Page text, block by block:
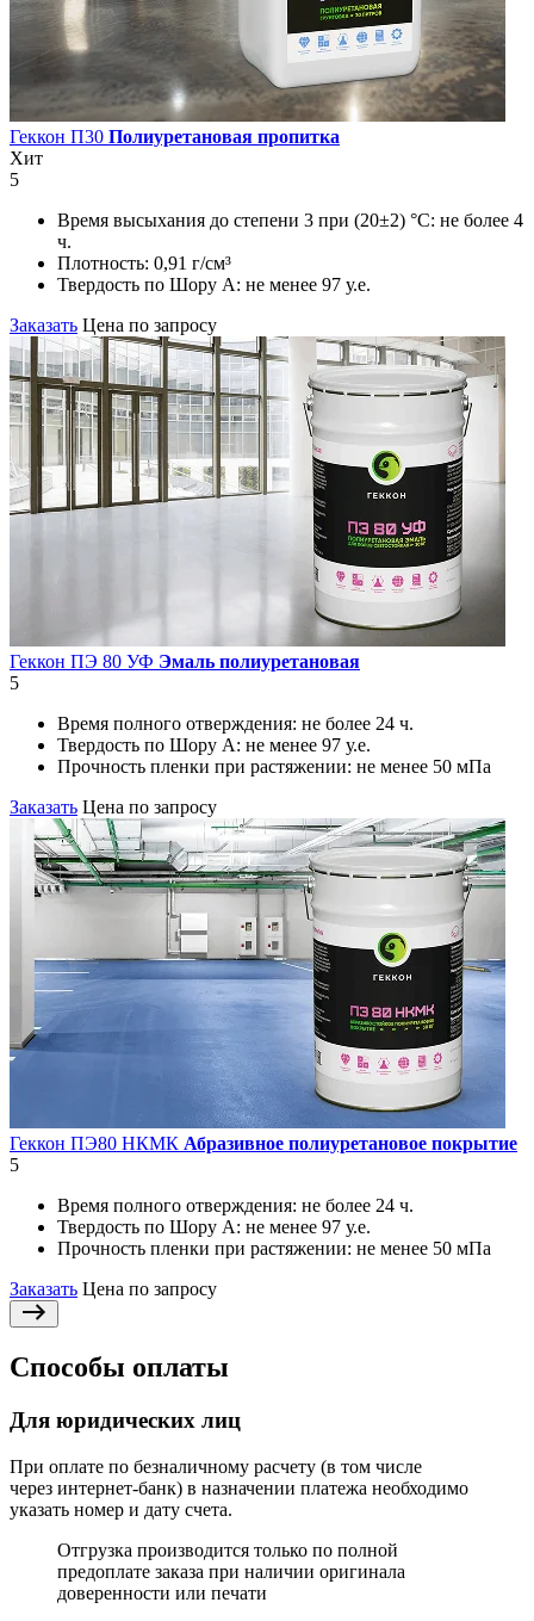
Геккон П30 Полиуретановая пропитка
Хит
5
Время высыхания до степени 3 при (20±2) °С: не более 4
ч.
Плотность: 0,91 г/см³
Твердость по Шору А: не менее 97 у.е.
Заказать Цена по запросу
Геккон ПЭ 80 УФ Эмаль полиуретановая
5
Время полного отверждения: не более 24 ч.
Твердость по Шору А: не менее 97 у.е.
Прочность пленки при растяжении: не менее 50 мПа
Заказать Цена по запросу
Геккон ПЭ80 НКМК Абразивное полиуретановое покрытие
5
Время полного отверждения: не более 24 ч.
Твердость по Шору А: не менее 97 у.е.
Прочность пленки при растяжении: не менее 50 мПа
Заказать Цена по запросу
Способы оплаты
Для юридических лиц
При оплате по безналичному расчету (в том числе
через интернет-банк) в назначении платежа необходимо
указать номер и дату счета.
Отгрузка производится только по полной
предоплате заказа при наличии оригинала
доверенности или печати